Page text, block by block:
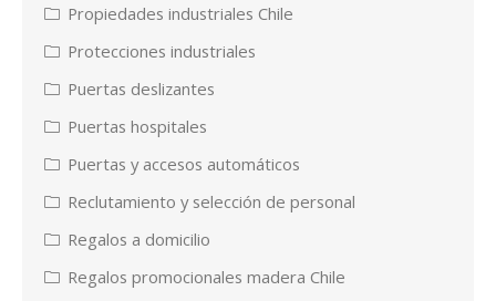
Propiedades industriales Chile
Protecciones industriales
Puertas deslizantes
Puertas hospitales
Puertas y accesos automáticos
Reclutamiento y selección de personal
Regalos a domicilio
Regalos promocionales madera Chile